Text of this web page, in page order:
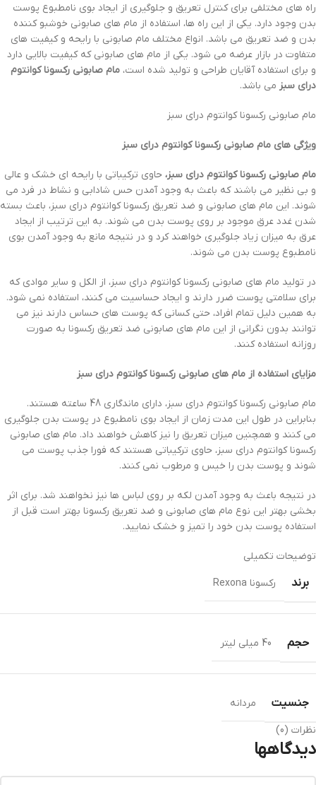
راه های مختلفی برای کنترل تعریق و جلوگیری از ایجاد بوی نامطبوع پوست
بدن وجود دارد. یکی از این راه ها، استفاده از مام های صابونی خوشبو کننده
بدن و ضد تعریق می باشد. انواع مختلف مام صابونی با رایحه و کیفیت های
متفاوت در بازار عرضه می شود. یکی از مام های صابونی که کیفیت بالایی دارد
و برای استفاده آقایان طراحی و تولید شده است، مام صابونی رکسونا کوانتوم
درای سبز می باشد.
مام صابونی رکسونا کوانتوم درای سبز
ویژگی های مام صابونی رکسونا کوانتوم درای سبز
مام صابونی رکسونا کوانتوم درای سبز، حاوی ترکیباتی با رایحه ای خشک و عالی
و بی نظیر می باشند که باعث به وجود آمدن حس شادابی و نشاط در فرد می
شوند. این مام های صابونی و ضد تعریق رکسونا کوانتوم درای سبز، باعث بسته
شدن غدد عرق موجود بر روی پوست بدن می شوند. به این ترتیب از ایجاد
عرق به میزان زیاد جلوگیری خواهند کرد و در نتیجه مانع به وجود آمدن بوی
نامطبوع پوست بدن می شوند.
در تولید مام های صابونی رکسونا کوانتوم درای سبز، از الکل و سایر موادی که
برای سلامتی پوست ضرر دارند و ایجاد حساسیت می کنند، استفاده نمی شود.
به همین دلیل تمام افراد، حتی کسانی که پوست های حساس دارند نیز می
توانند بدون نگرانی از این مام های صابونی ضد تعریق رکسونا به صورت
روزانه استفاده کنند.
مزایای استفاده از مام های صابونی رکسونا کوانتوم درای سبز
مام صابونی رکسونا کوانتوم درای سبز، دارای ماندگاری 48 ساعته هستند.
بنابراین در طول این مدت زمان از ایجاد بوی نامطبوع در پوست بدن جلوگیری
می کنند و همچنین میزان تعریق را نیز کاهش خواهند داد. مام های صابونی
رکسونا کوانتوم درای سبز، حاوی ترکیباتی هستند که فورا جذب پوست می
شوند و پوست بدن را خیس و مرطوب نمی کنند.
در نتیجه باعث به وجود آمدن لکه بر روی لباس ها نیز نخواهند شد. برای اثر
بخشی بهتر این نوع مام های صابونی و ضد تعریق رکسونا بهتر است قبل از
استفاده پوست بدن خود را تمیز و خشک نمایید.
توضیحات تکمیلی
برند رکسونا Rexona
حجم 40 میلی لیتر
جنسيت
مردانه
نظرات (0)
دیدگاهها